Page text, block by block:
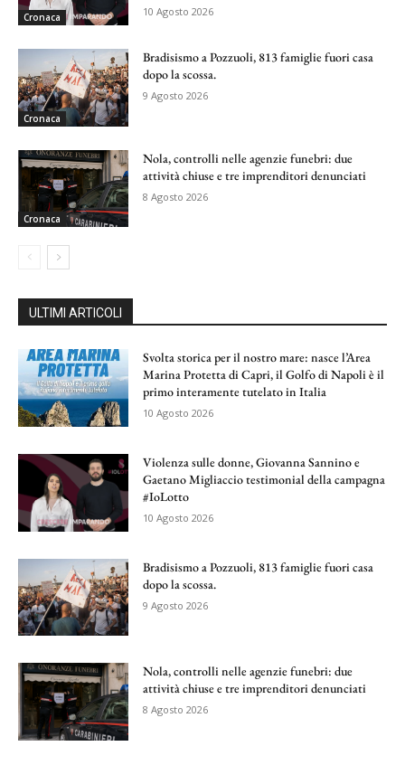
Cronaca 10 Agosto 2026
Cronaca
Bradisismo a Pozzuoli, 813 famiglie fuori casa
dopo la scossa.
9 Agosto 2026
Cronaca
Nola, controlli nelle agenzie funebri: due
attività chiuse e tre imprenditori denunciati
8 Agosto 2026
ULTIMI ARTICOLI
Svolta storica per il nostro mare: nasce l’Area
Marina Protetta di Capri, il Golfo di Napoli è il
primo interamente tutelato in Italia
10 Agosto 2026
Violenza sulle donne, Giovanna Sannino e
Gaetano Migliaccio testimonial della campagna
#IoLotto
10 Agosto 2026
Bradisismo a Pozzuoli, 813 famiglie fuori casa
dopo la scossa.
9 Agosto 2026
Nola, controlli nelle agenzie funebri: due
attività chiuse e tre imprenditori denunciati
8 Agosto 2026